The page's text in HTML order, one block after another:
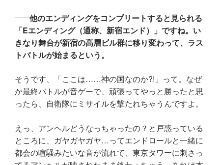
他のエンディングをコンプリートすると見られる
「Eエンディング（通称、新宿エンド）」ですね。い
きなり舞台が新宿の高層ビル群に移り変わって、ラス
トバトルが始まるという。
そうです、「ここは……神の国なのか?!」って。なぜ
か最終バトルが音ゲーで、頑張ってやっと勝ったと思
ったら、自衛隊にミサイルを撃たれちゃうんですよ。
えっ、アンヘルどうなっちゃったの？と戸惑っている
ところに、ガヤガヤガヤ…ってエンドロールと一緒に
都会の喧騒みたいな音が流れて、東京タワーに刺さっ